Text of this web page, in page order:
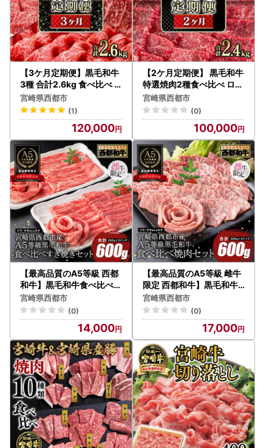
【3ケ月定期便】黒毛和牛
3種 合計2.6kg 食べ比べ
焼肉 スライス ステーキ 国
産牛肉＜14-5a＞
宮崎県西都市
(1)
120,000
【2ケ月定期便】 黒毛和牛
特選焼肉2種食べ比べ ロー
ス・赤身 国産牛肉 宮崎
有田牧場＜14-4a＞
宮崎県西都市
(0)
100,000
【最高品質のA5等級 西都
和牛】黒毛和牛食べ比べス
ライスセット 600g（200
ｇ×3）オレイン酸含有率5
5%以上 すき焼き 焼きしゃ
ぶ 宮崎県産 カミチクファ
ーム＜62-3a＞
宮崎県西都市
(0)
14,000
【最高品質のA5等級 雌牛
限定 西都和牛】黒毛和牛
食べ比べ焼肉セット 600g
（200ｇ×3）オレイン酸
含有率55%以上 赤身・カ
ルビ 小分け 宮崎県産 カミ
チクファーム＜62-6a＞
宮崎県西都市
(0)
17,000